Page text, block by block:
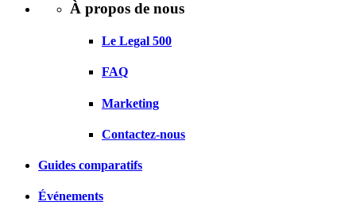
À propos de nous
Le Legal 500
FAQ
Marketing
Contactez-nous
Guides comparatifs
Événements